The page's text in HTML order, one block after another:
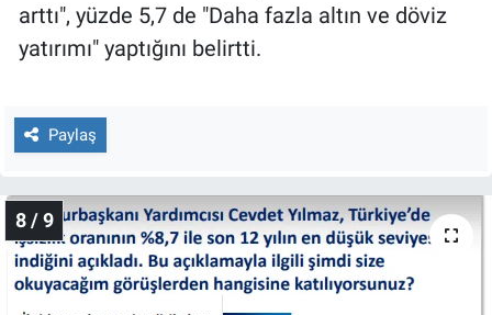
arttı", yüzde 5,7 de "Daha fazla altın ve döviz
yatırımı" yaptığını belirtti.
Paylaş
8 / 9